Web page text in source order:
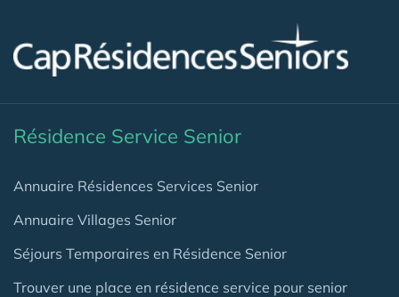
Résidence Service Senior
Annuaire Résidences Services Senior
Annuaire Villages Senior
Séjours Temporaires en Résidence Senior
Trouver une place en résidence service pour senior